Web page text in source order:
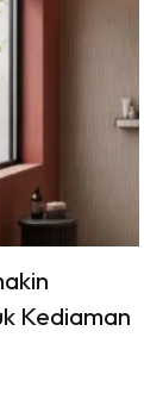
Kediaman